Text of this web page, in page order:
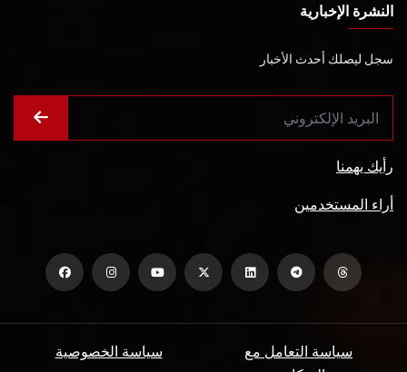
النشرة الإخبارية
سجل ليصلك أحدث الأخبار
رأيك يهمنا
أراء المستخدمين
سياسة الخصوصية
سياسة التعامل مع